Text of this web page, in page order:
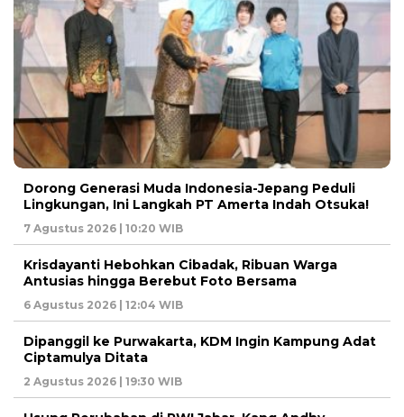
Dorong Generasi Muda Indonesia-Jepang Peduli
Lingkungan, Ini Langkah PT Amerta Indah Otsuka!
7 Agustus 2026 | 10:20 WIB
Krisdayanti Hebohkan Cibadak, Ribuan Warga
Antusias hingga Berebut Foto Bersama
6 Agustus 2026 | 12:04 WIB
Dipanggil ke Purwakarta, KDM Ingin Kampung Adat
Ciptamulya Ditata
2 Agustus 2026 | 19:30 WIB